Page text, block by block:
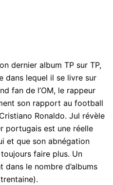
dernier album TP sur TP,
dans lequel il se livre sur
fan de l’OM, le rappeur
son rapport au football
Ronaldo. Jul révèle
portugais est une réelle
et que son abnégation
faire plus. Un
dans le nombre d’albums